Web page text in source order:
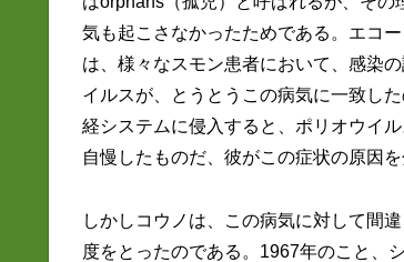
気も起こさなかったためである。エコ
は、様々なスモン患者において、感染
イルスが、とうとうこの病気に一致し
経システムに侵入すると、ポリオウイ
自慢したものだ、彼がこの症状の原因を
しかしコウノは、この病気に対して間
度をとったのである。1967年のこと、